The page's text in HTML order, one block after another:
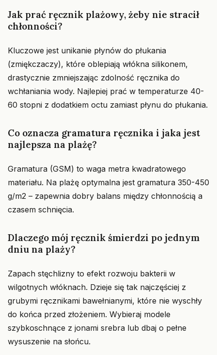
Jak prać ręcznik plażowy, żeby nie stracił
chłonności?
Kluczowe jest unikanie płynów do płukania
(zmiękczaczy), które oblepiają włókna silikonem,
drastycznie zmniejszając zdolność ręcznika do
wchłaniania wody. Najlepiej prać w temperaturze 40-
60 stopni z dodatkiem octu zamiast płynu do płukania.
Co oznacza gramatura ręcznika i jaka jest
najlepsza na plażę?
Gramatura (GSM) to waga metra kwadratowego
materiału. Na plażę optymalna jest gramatura 350-450
g/m2 – zapewnia dobry balans między chłonnością a
czasem schnięcia.
Dlaczego mój ręcznik śmierdzi po jednym
dniu na plaży?
Zapach stęchlizny to efekt rozwoju bakterii w
wilgotnych włóknach. Dzieje się tak najczęściej z
grubymi ręcznikami bawełnianymi, które nie wyschły
do końca przed złożeniem. Wybieraj modele
szybkoschnące z jonami srebra lub dbaj o pełne
wysuszenie na słońcu.